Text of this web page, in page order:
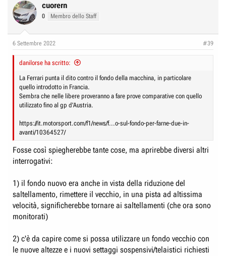
cuorern
0 Membro dello Staff
6 Settembre 2022 #39
danilorse ha scritto:
La Ferrari punta il dito contro il fondo della macchina, in particolare
quello introdotto in Francia.
Sembra che nelle libere proveranno a fare prove comparative con quello
utilizzato fino al gp d'Austria.
https://it.motorsport.com/f1/news/f...o-sul-fondo-per-farne-due-in-
avanti/10364527/
Fosse così spiegherebbe tante cose, ma aprirebbe diversi altri
interrogativi:
1) il fondo nuovo era anche in vista della riduzione del
saltellamento, rimettere il vecchio, in una pista ad altissima
velocità, significherebbe tornare ai saltellamenti (che ora sono
monitorati)
2) c'è da capire come si possa utilizzare un fondo vecchio con
le nuove altezze e i nuovi settaggi sospensivi/telaistici richiesti